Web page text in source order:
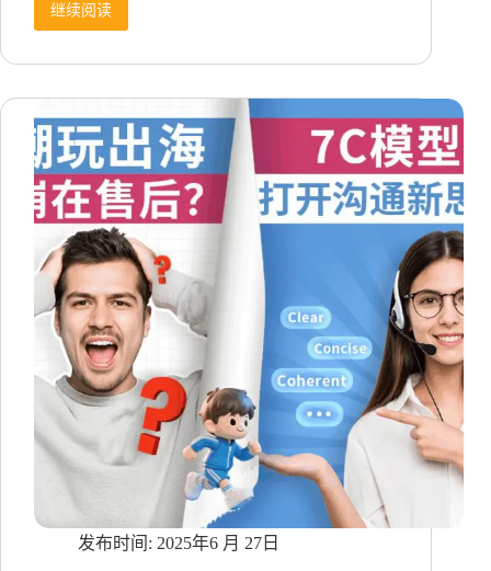
继续阅读
闪
响
准
复
盘：
Callnovo
如
何
高
兑
现
委
托
方
每
个
2025年6 月 27日